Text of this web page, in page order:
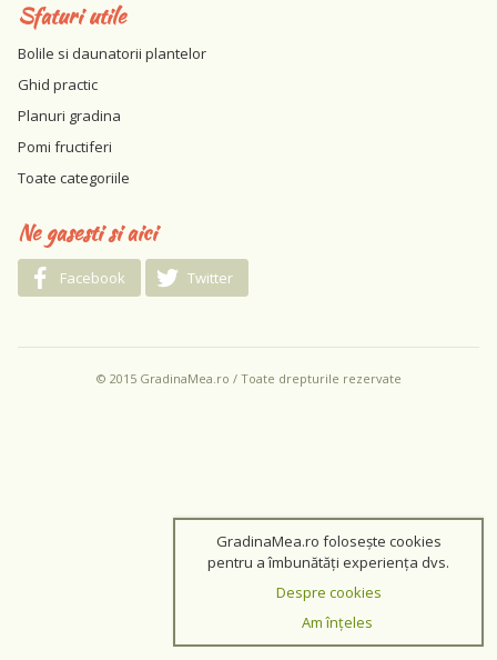
Sfaturi utile
Bolile si daunatorii plantelor
Ghid practic
Planuri gradina
Pomi fructiferi
Toate categoriile
Ne gasesti si aici
Facebook Twitter
© 2015 GradinaMea.ro / Toate drepturile rezervate
GradinaMea.ro folosește cookies
pentru a îmbunătăți experiența dvs.
Despre cookies
Am înțeles